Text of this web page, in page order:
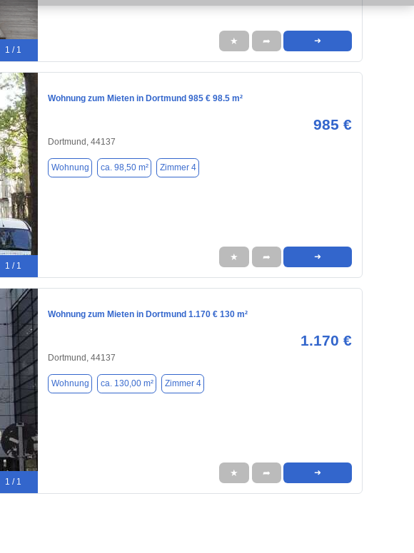
1 / 1
★ ➦ ➜
1 / 1
Wohnung zum Mieten in Dortmund 985 € 98.5 m²
985 €
Dortmund, 44137
Wohnung ca. 98,50 m² Zimmer 4
★ ➦ ➜
1 / 1
Wohnung zum Mieten in Dortmund 1.170 € 130 m²
1.170 €
Dortmund, 44137
Wohnung ca. 130,00 m² Zimmer 4
★ ➦ ➜